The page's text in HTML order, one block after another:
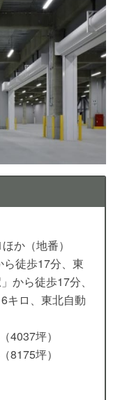
か（地番）
徒歩17分、東
から徒歩17分、
キロ、東北自動
4037坪）
8175坪）